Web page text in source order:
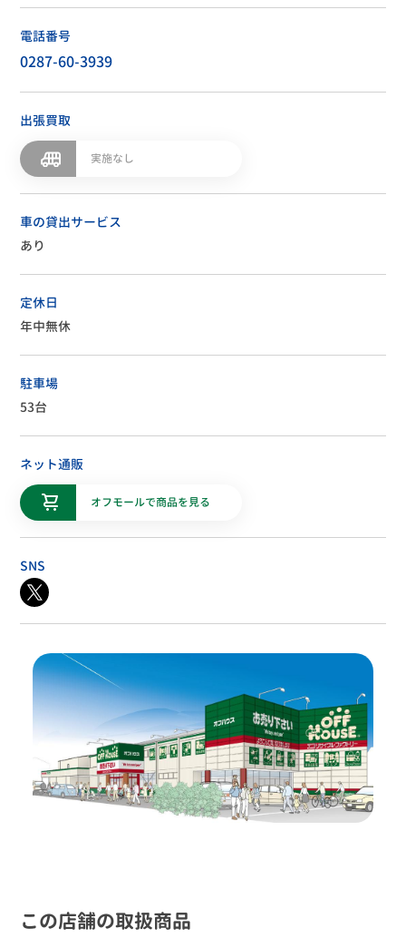
電話番号
0287-60-3939
出張買取
実施なし
車の貸出サービス
あり
定休日
年中無休
駐車場
53台
ネット通販
オフモールで商品を見る
SNS
この店舗の取扱商品